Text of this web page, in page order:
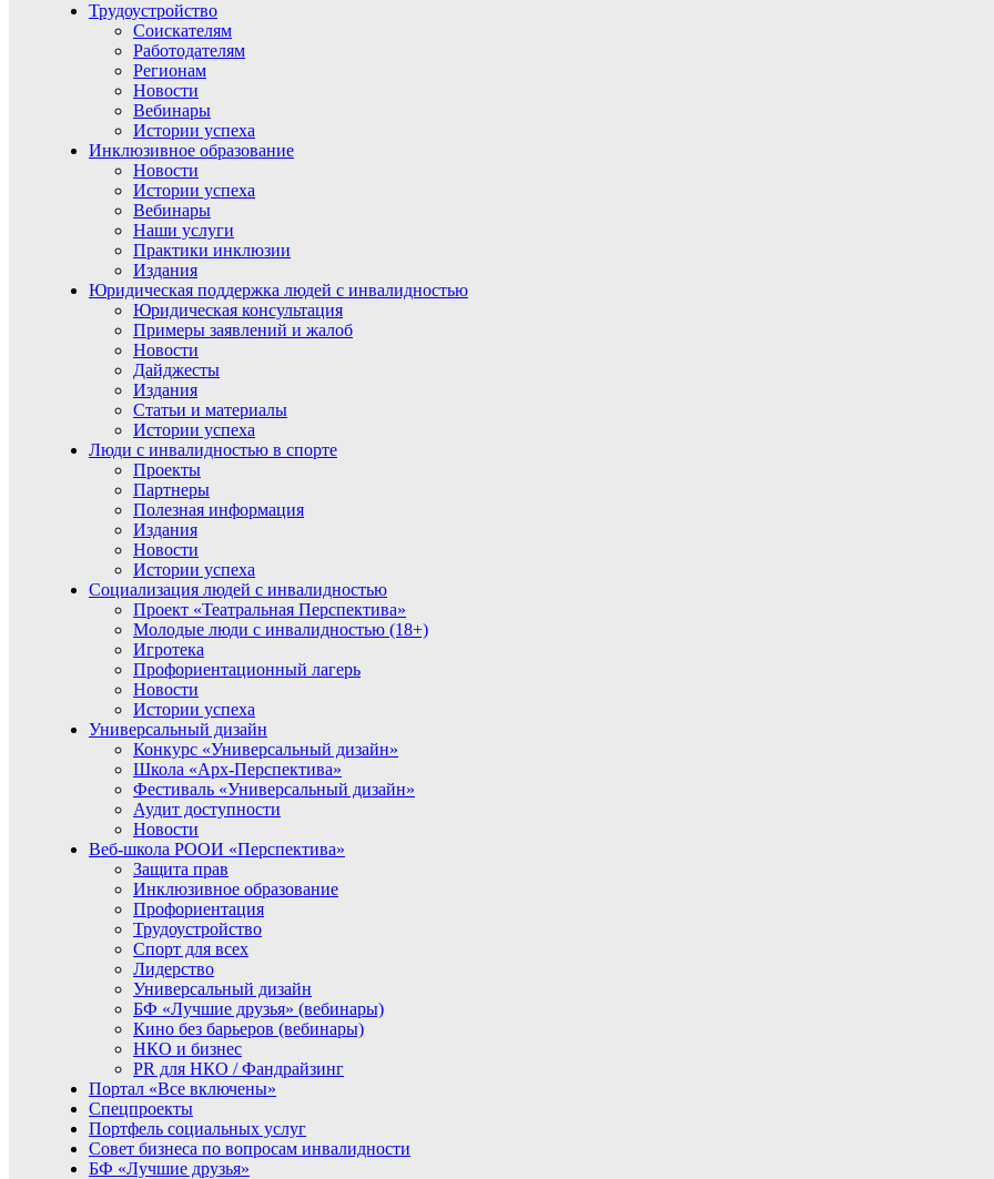
Трудоустройство
Соискателям
Работодателям
Регионам
Новости
Вебинары
Истории успеха
Инклюзивное образование
Новости
Истории успеха
Вебинары
Наши услуги
Практики инклюзии
Издания
Юридическая поддержка людей с инвалидностью
Юридическая консультация
Примеры заявлений и жалоб
Новости
Дайджесты
Издания
Статьи и материалы
Истории успеха
Люди с инвалидностью в спорте
Проекты
Партнеры
Полезная информация
Издания
Новости
Истории успеха
Социализация людей с инвалидностью
Проект «Театральная Перспектива»
Молодые люди с инвалидностью (18+)
Игротека
Профориентационный лагерь
Новости
Истории успеха
Универсальный дизайн
Конкурс «Универсальный дизайн»
Школа «Арх-Перспектива»
Фестиваль «Универсальный дизайн»
Аудит доступности
Новости
Веб-школа РООИ «Перспектива»
Защита прав
Инклюзивное образование
Профориентация
Трудоустройство
Спорт для всех
Лидерство
Универсальный дизайн
БФ «Лучшие друзья» (вебинары)
Кино без барьеров (вебинары)
НКО и бизнес
PR для НКО / Фандрайзинг
Портал «Все включены»
Спецпроекты
Портфель социальных услуг
Совет бизнеса по вопросам инвалидности
БФ «Лучшие друзья»